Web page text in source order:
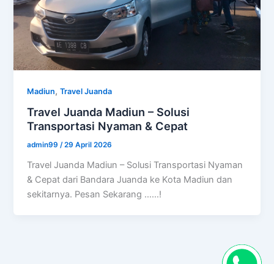
Madiun,Travel Juanda
Travel Juanda Madiun – Solusi
Transportasi Nyaman & Cepat
admin99/29 April 2026
Travel Juanda Madiun – Solusi Transportasi Nyaman
& Cepat dari Bandara Juanda ke Kota Madiun dan
sekitarnya. Pesan Sekarang ……!